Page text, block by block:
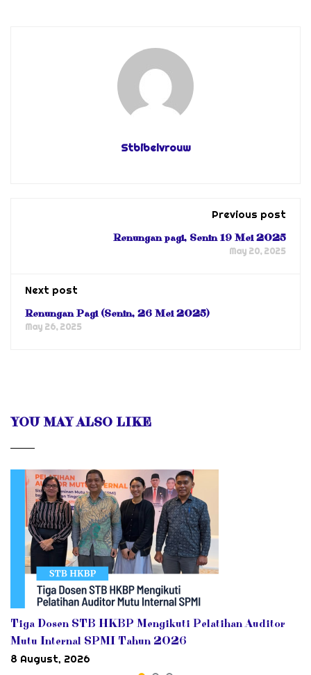
Stbibelvrouw
Previous post
Renungan pagi, Senin 19 Mei 2025
May 20, 2025
Next post
Renungan Pagi (Senin, 26 Mei 2025)
May 26, 2025
YOU MAY ALSO LIKE
Tiga Dosen STB HKBP Mengikuti Pelatihan Auditor
Mutu Internal SPMI Tahun 2026
8 August, 2026